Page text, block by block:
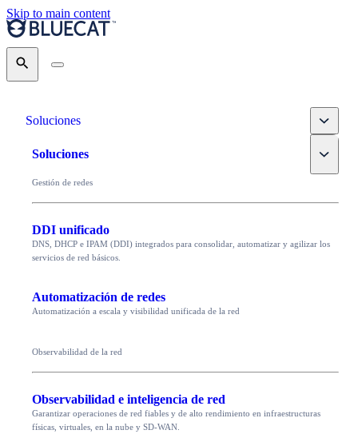
Skip to main content
Search
Soluciones Toggle
Soluciones Toggle
Gestión de redes
DDI unificado
DNS, DHCP e IPAM (DDI) integrados para consolidar, automatizar y agilizar los
servicios de red básicos.
Automatización de redes
Automatización a escala y visibilidad unificada de la red
Observabilidad de la red
Observabilidad e inteligencia de red
Garantizar operaciones de red fiables y de alto rendimiento en infraestructuras
físicas, virtuales, en la nube y SD-WAN.